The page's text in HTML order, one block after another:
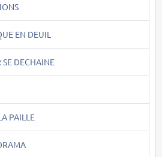
EN DEUIL
SE DECHAINE
PAILLE